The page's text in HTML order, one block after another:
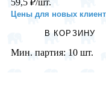
Цены для новых
В КОРЗИНУ
Мин. партия: 10 шт.